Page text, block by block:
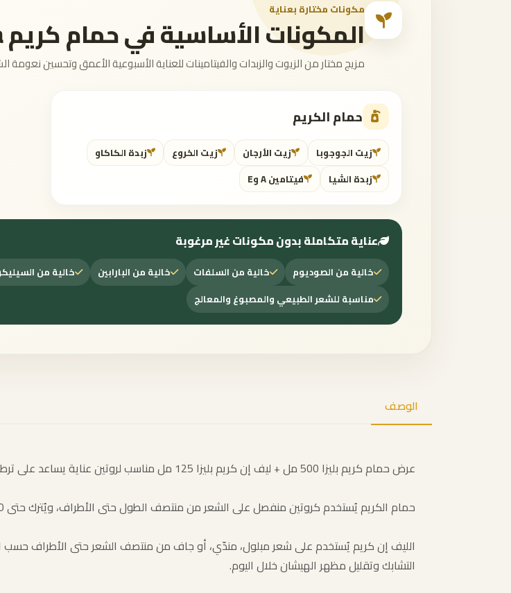
مكونات مختارة بعناية
المكونات الأساسية في حمام كريم Belleza
مزيج مختار من الزيوت والزبدات والفيتامينات للعناية الأسبوعية الأعمق وتحسين نعومة
حمام الكريم
زيت الجوجوبا زيت الأرجان زيت الخروع
زبدة الكاكاو
زبدة الشيا
فيتامين A وE
عناية متكاملة بدون مكونات غير مرغوبة
خالية من الصوديوم خالية من السلفات خالية من البارابين خالية من
مناسبة للشعر الطبيعي والمصبوغ والمعالج
الوصف
عرض حمام كريم بليزا 500 مل + ليف إن كريم بليزا 125 مل مناسب لروتين عناية يساعد على ترطيب الشعر بعمق، تغذيته، فك التشابك، وتقليل مظهر الهيشان والجفاف.
حمام الكريم يُستخدم كروتين منفصل على الشعر من منتصف الطول حتى الأطراف، ويُترك حتى 30 دقيقة كحد أقصى ثم يُشطف.
الليف إن كريم يُستخدم على شعر مبلول، مندّي، أو جاف من منتصف الشعر حتى الأطراف
التشابك وتقليل مظهر الهيشان خلال اليوم.